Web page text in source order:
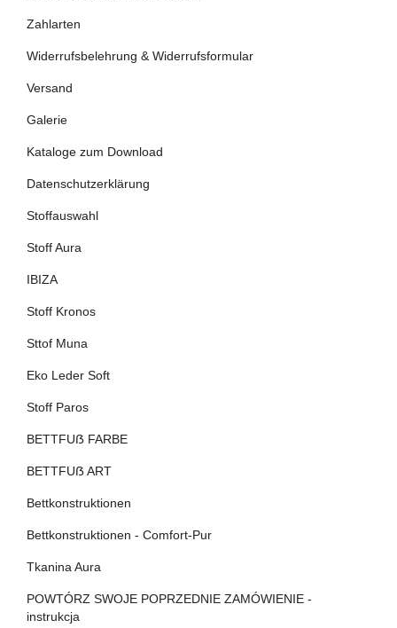
Zahlarten
Widerrufsbelehrung & Widerrufsformular
Versand
Galerie
Kataloge zum Download
Datenschutzerklärung
Stoffauswahl
Stoff Aura
IBIZA
Stoff Kronos
Sttof Muna
Eko Leder Soft
Stoff Paros
BETTFUẞ FARBE
BETTFUẞ ART
Bettkonstruktionen
Bettkonstruktionen - Comfort-Pur
Tkanina Aura
POWTÓRZ SWOJE POPRZEDNIE ZAMÓWIENIE -
instrukcja